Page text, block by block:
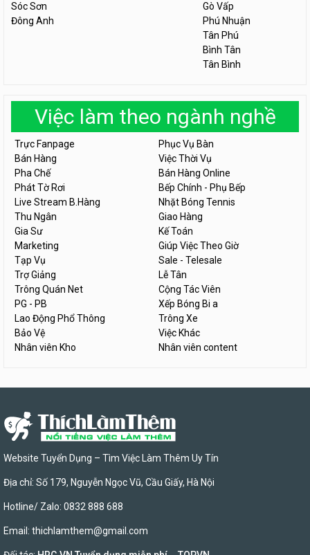
Sóc Sơn
Đông Anh
Gò Vấp
Phú Nhuận
Tân Phú
Bình Tân
Tân Bình
Việc làm theo ngành nghề
Trực Fanpage
Phục Vụ Bàn
Bán Hàng
Việc Thời Vụ
Pha Chế
Bán Hàng Online
Phát Tờ Rơi
Bếp Chính - Phụ Bếp
Live Stream B.Hàng
Nhặt Bóng Tennis
Thu Ngân
Giao Hàng
Gia Sư
Kế Toán
Marketing
Giúp Việc Theo Giờ
Tạp Vụ
Sale - Telesale
Trợ Giảng
Lễ Tân
Trông Quán Net
Cộng Tác Viên
PG - PB
Xếp Bóng Bi a
Lao Động Phổ Thông
Trông Xe
Bảo Vệ
Việc Khác
Nhân viên Kho
Nhân viên content
Website Tuyển Dụng – Tìm Việc Làm Thêm Uy Tín
Địa chỉ: Số 179, Nguyễn Ngọc Vũ, Cầu Giấy, Hà Nội
Hotline/ Zalo: 0832 888 688
Email: thichlamthem@gmail.com